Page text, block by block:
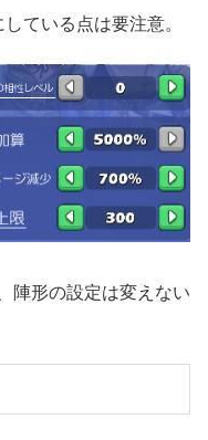
ている点は要注意。
陣形の設定は変えない